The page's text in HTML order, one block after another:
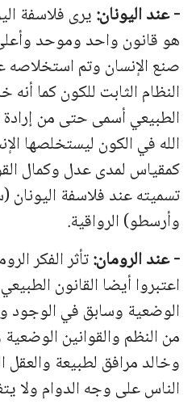
-عنداليونان:يرىفلاسفة
هوقانونواحدوموحد
صنعالإنسانوتماستخلاصه
النظامالثابت للكون كما أنه
الطبيعي أسمى حتى من إرادة
الله في الكون ليستخلصها
كمقياس لمدى عدل وكمال
تسميته عند فلاسفة اليونان
وأرسطو) الرواقية.
-عند الرومان:تأثر الفكر
اعتبروا أيضا القانون
الوضعية وسابق في الوجود
من النظم والقوانين
وخالد مرافق لطبيعة
الناس على وجه الدوام ولا